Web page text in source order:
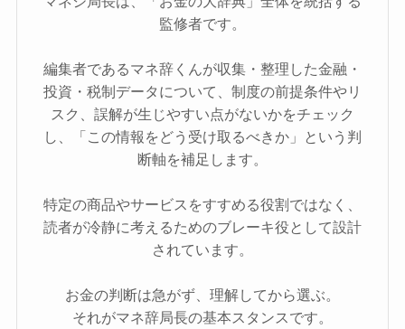
監修者です。
編集者であるマネ辞くんが収集・整理した金融・
投資・税制データについて、制度の前提条件やリ
スク、誤解が生じやすい点がないかをチェック
し、「この情報をどう受け取るべきか」という判
断軸を補足します。
特定の商品やサービスをすすめる役割ではなく、
読者が冷静に考えるためのブレーキ役として設計
されています。
お金の判断は急がず、理解してから選ぶ。
それがマネ辞局長の基本スタンスです。